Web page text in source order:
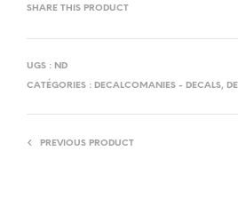
SHARE THIS PRODUCT
UGS : ND
CATÉGORIES : DECALCOMANIES - DECALS,
PREVIOUS PRODUCT